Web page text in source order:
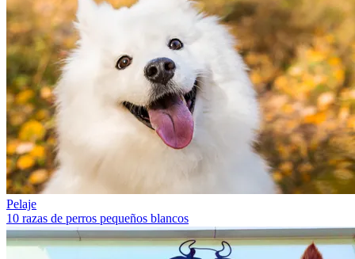
Pelaje
10 razas de perros pequeños blancos